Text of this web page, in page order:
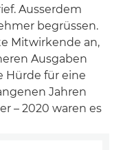
Ausserdem
begrüssen.
Mitwirkende an,
Ausgaben
Hürde für eine
Jahren
– 2020 waren es